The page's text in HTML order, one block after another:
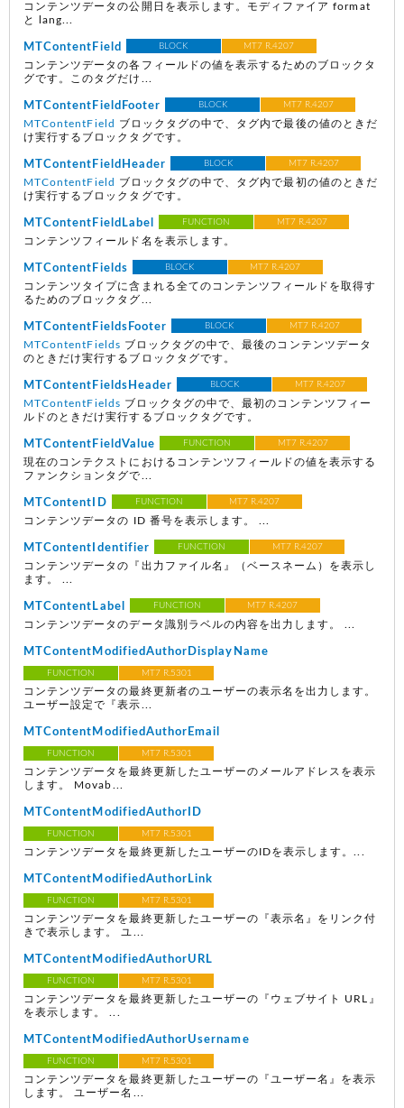
コンテンツデータの公開日を表示します。モディファイア format
と lang...
MTContentField BLOCK MT7 R.4207
コンテンツデータの各フィールドの値を表示するためのブロックタ
グです。このタグだけ...
MTContentFieldFooter BLOCK MT7 R.4207
MTContentField
ブロックタグの中で、タグ内で最後の値のときだ
け実行するブロックタグです。
MTContentFieldHeader BLOCK MT7 R.4207
MTContentField
ブロックタグの中で、タグ内で最初の値のときだ
け実行するブロックタグです。
MTContentFieldLabel FUNCTION MT7 R.4207
コンテンツフィールド名を表示します。
MTContentFields BLOCK MT7 R.4207
コンテンツタイプに含まれる全てのコンテンツフィールドを取得す
るためのブロックタグ...
MTContentFieldsFooter BLOCK MT7 R.4207
MTContentFields ブロックタグの中で、最後のコンテンツデータ
のときだけ実行するブロックタグです。
MTContentFieldsHeader BLOCK MT7 R.4207
MTContentFields ブロックタグの中で、最初のコンテンツフィー
ルドのときだけ実行するブロックタグです。
MTContentFieldValue FUNCTION MT7 R.4207
現在のコンテクストにおけるコンテンツフィールドの値を表示する
ファンクションタグで...
MTContentID FUNCTION MT7 R.4207
コンテンツデータの ID 番号を表示します。 ...
MTContentIdentifier FUNCTION MT7 R.4207
コンテンツデータの『出力ファイル名』（ベースネーム）を表示し
ます。 ...
MTContentLabel FUNCTION MT7 R.4207
コンテンツデータのデータ識別ラベルの内容を出力します。 ...
MTContentModifiedAuthorDisplayName
FUNCTION MT7 R.5301
コンテンツデータの最終更新者のユーザーの表示名を出力します。
ユーザー設定で『表示...
MTContentModifiedAuthorEmail
FUNCTION MT7 R.5301
コンテンツデータを最終更新したユーザーのメールアドレスを表示
します。 Movab...
MTContentModifiedAuthorID
FUNCTION MT7 R.5301
コンテンツデータを最終更新したユーザーのIDを表示します。...
MTContentModifiedAuthorLink
FUNCTION MT7 R.5301
コンテンツデータを最終更新したユーザーの『表示名』をリンク付
きで表示します。 ユ...
MTContentModifiedAuthorURL
FUNCTION MT7 R.5301
コンテンツデータを最終更新したユーザーの『ウェブサイト URL』
を表示します。 ...
MTContentModifiedAuthorUsername
FUNCTION MT7 R.5301
コンテンツデータを最終更新したユーザーの『ユーザー名』を表示
します。 ユーザー名...